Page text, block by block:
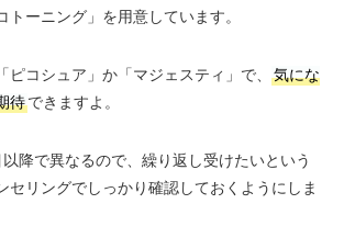
トーニング」を用意しています。
ピコシュア」か「マジェスティ」で、
気にな
待できますよ。
降で異なるので、繰り返し受けたいという
セリングでしっかり確認しておくようにしま